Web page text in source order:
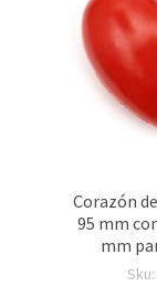
Corazón
95 mm
mm
Adorno/Sku: